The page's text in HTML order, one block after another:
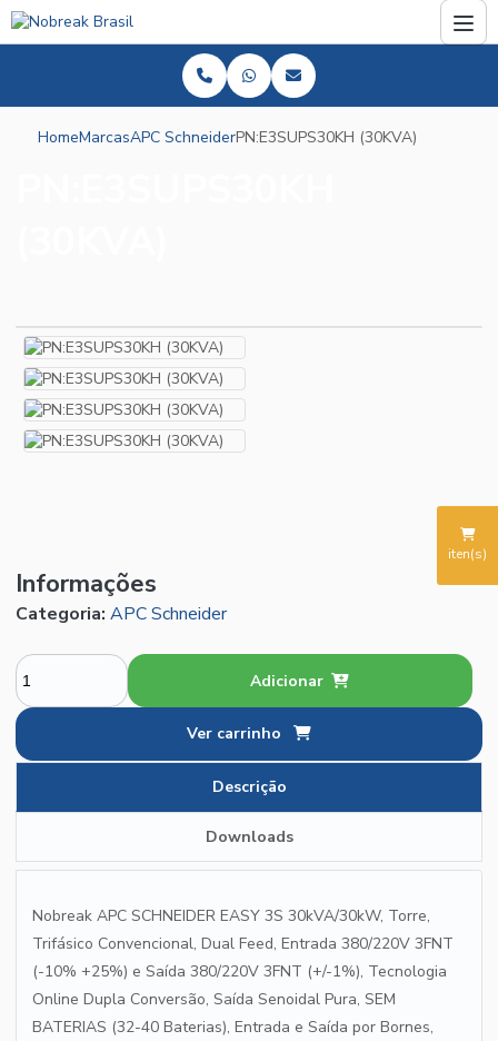
iten(s)
HomeMarcasAPC SchneiderPN:E3SUPS30KH (30KVA)
Informações
Categoria: APC Schneider
Adicionar
Ver carrinho
Descrição
Downloads
Nobreak APC SCHNEIDER EASY 3S 30kVA/30kW, Torre,
Trifásico Convencional, Dual Feed, Entrada 380/220V 3FNT
(-10% +25%) e Saída 380/220V 3FNT (+/-1%), Tecnologia
Online Dupla Conversão, Saída Senoidal Pura, SEM
BATERIAS (32-40 Baterias), Entrada e Saída por Bornes,